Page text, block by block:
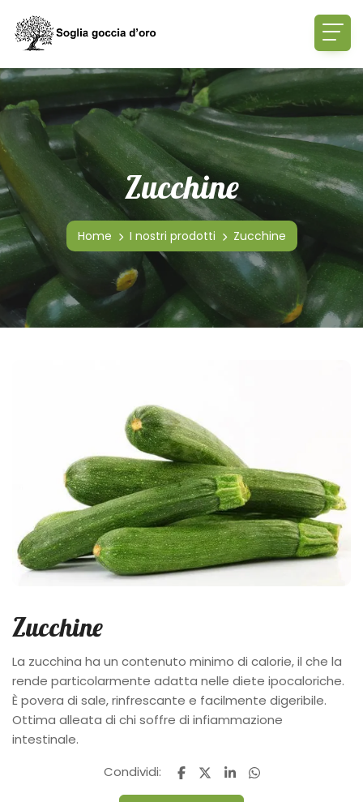
Zucchine
Home I nostri prodotti Zucchine
Zucchine
La zucchina ha un contenuto minimo di calorie, il che la
rende particolarmente adatta nelle diete ipocaloriche.
È povera di sale, rinfrescante e facilmente digeribile.
Ottima alleata di chi soffre di infiammazione
intestinale.
Condividi: